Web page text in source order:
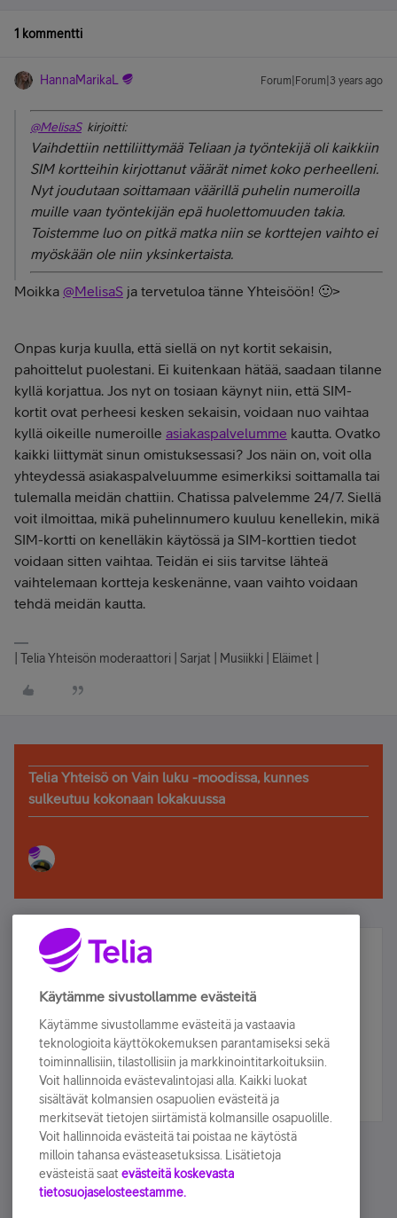
1 kommentti
HannaMarikaL Forum|Forum|3 years ago
@MelisaSkirjoitti:
Vaihdettiin nettiliittymää Teliaan ja työntekijä oli kaikkiin
SIM kortteihin kirjottanut väärät nimet koko perheelleni.
Nyt joudutaan soittamaan väärillä puhelin numeroilla
muille vaan työntekijän epä huolettomuuden takia.
Toistemme luo on pitkä matka niin se korttejen vaihto ei
myöskään ole niin yksinkertaista.
Moikka @MelisaS ja tervetuloa tänne Yhteisöön! 🙂>
Onpas kurja kuulla, että siellä on nyt kortit sekaisin,
pahoittelut puolestani. Ei kuitenkaan hätää, saadaan tilanne
kyllä korjattua. Jos nyt on tosiaan käynyt niin, että SIM-
kortit ovat perheesi kesken sekaisin, voidaan nuo vaihtaa
kyllä oikeille numeroille asiakaspalvelumme kautta. Ovatko
kaikki liittymät sinun omistuksessasi? Jos näin on, voit olla
yhteydessä asiakaspalveluumme esimerkiksi soittamalla tai
tulemalla meidän chattiin. Chatissa palvelemme 24/7. Siellä
voit ilmoittaa, mikä puhelinnumero kuuluu kenellekin, mikä
SIM-kortti on kenelläkin käytössä ja SIM-korttien tiedot
voidaan sitten vaihtaa. Teidän ei siis tarvitse lähteä
vaihtelemaan kortteja keskenänne, vaan vaihto voidaan
tehdä meidän kautta.
| Telia Yhteisön moderaattori | Sarjat | Musiikki | Eläimet |
Telia Yhteisö on Vain luku -moodissa, kunnes
sulkeutuu kokonaan lokakuussa
Älä jää paitsi – osallistu ja voita!
Tilaa Telian uutiskirje ja olet mukana arvonnassa.
sähköpostiisi.
Tilaa nyt
Käytämme sivustollamme evästeitä
Käytämme sivustollamme evästeitä ja vastaavia
teknologioita käyttökokemuksen parantamiseksi sekä
toiminnallisiin, tilastollisiin ja markkinointitarkoituksiin.
Voit hallinnoida evästevalintojasi alla. Kaikki luokat
sisältävät kolmansien osapuolien evästeitä ja
merkitsevät tietojen siirtämistä kolmansille osapuolille.
Voit hallinnoida evästeitä tai poistaa ne käytöstä
milloin tahansa evästeasetuksissa. Lisätietoja
evästeistä saat evästeitä koskevasta
tietosuojaselosteestamme.